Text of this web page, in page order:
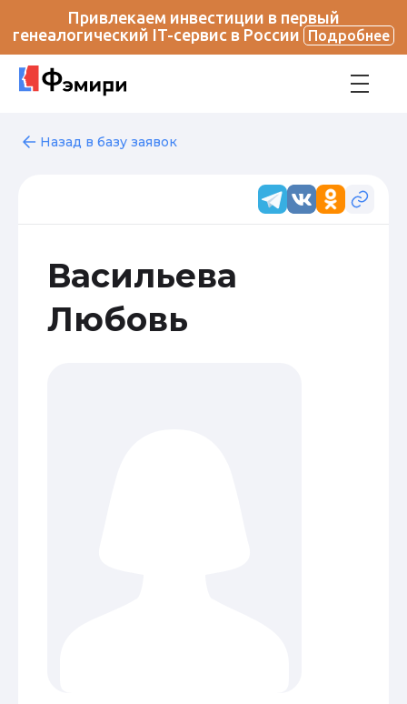
Привлекаем инвестиции в первый
генеалогический IT-сервис в России
Подробнее
Назад в базу заявок
Васильева
Любовь